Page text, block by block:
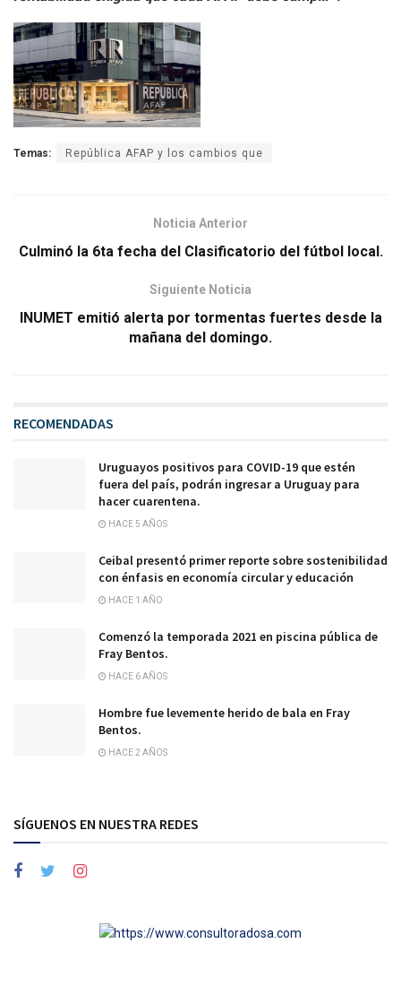
Temas: República AFAP y los cambios que
Noticia Anterior
Culminó la 6ta fecha del Clasificatorio del fútbol local.
Siguiente Noticia
INUMET emitió alerta por tormentas fuertes desde la
mañana del domingo.
RECOMENDADAS
Uruguayos positivos para COVID-19 que estén
fuera del país, podrán ingresar a Uruguay para
hacer cuarentena.
HACE 5 AÑOS
Ceibal presentó primer reporte sobre sostenibilidad
con énfasis en economía circular y educación
HACE 1 AÑO
Comenzó la temporada 2021 en piscina pública de
Fray Bentos.
HACE 6 AÑOS
Hombre fue levemente herido de bala en Fray
Bentos.
HACE 2 AÑOS
SÍGUENOS EN NUESTRA REDES